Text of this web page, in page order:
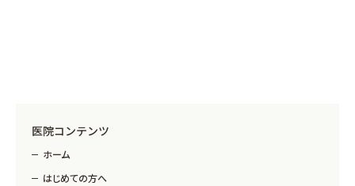
医院コンテンツ
ホーム
はじめての方へ